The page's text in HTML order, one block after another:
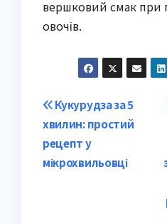
вершковий смак при
овочів.
Post
navigation
Кукурудза за 5
хвилин: простий
рецепт у
мікрохвильовці